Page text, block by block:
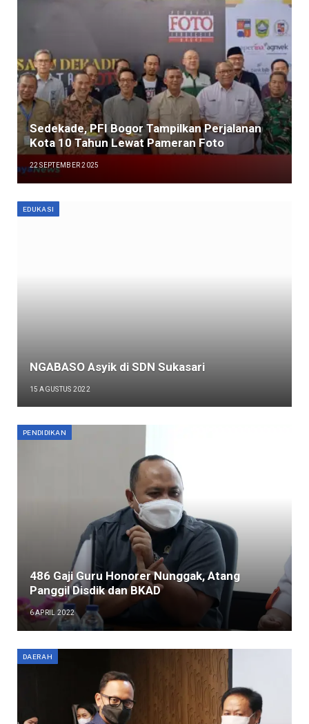
Sedekade, PFI Bogor Tampilkan Perjalanan
Kota 10 Tahun Lewat Pameran Foto
22 SEPTEMBER 2025
EDUKASI
NGABASO Asyik di SDN Sukasari
15 AGUSTUS 2022
PENDIDIKAN
486 Gaji Guru Honorer Nunggak, Atang
Panggil Disdik dan BKAD
6 APRIL 2022
DAERAH